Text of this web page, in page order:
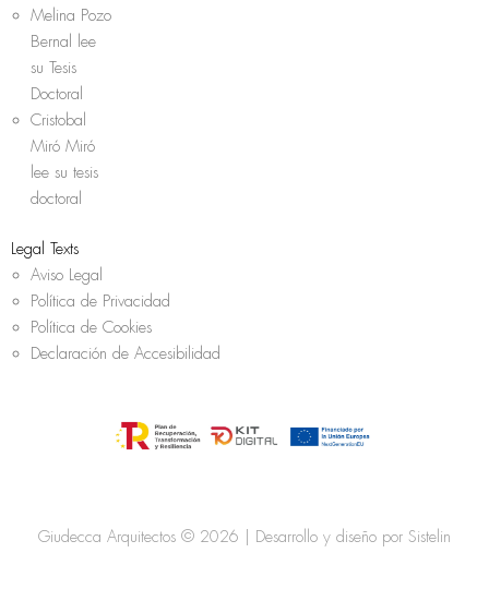
Melina Pozo
Bernal lee
su Tesis
Doctoral
Cristobal
Miró Miró
lee su tesis
doctoral
Legal Texts
Aviso Legal
Política de Privacidad
Política de Cookies
Declaración de Accesibilidad
Giudecca Arquitectos © 2026 | Desarrollo y diseño por Sistelin